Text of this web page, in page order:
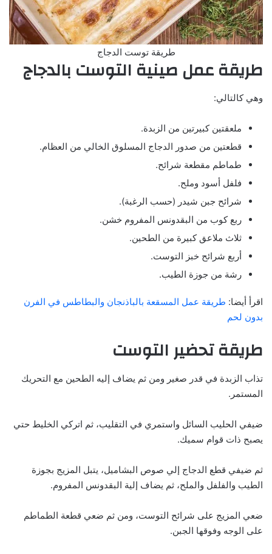
طريقة توست الدجاج
طريقة عمل صينية التوست بالدجاج
وهي كالتالي:
ملعقتين كبيرتين من الزبدة.
قطعتين من صدور الدجاج المسلوق الخالي من العظام.
طماطم مقطعة شرائح.
فلفل أسود وملح.
شرائح جبن شيدر (حسب الرغبة).
ربع كوب من البقدونس المفروم خشن.
ثلاث ملاعق كبيرة من الطحين.
أربع شرائح خبز التوست.
رشة من جوزة الطيب.
اقرأ أيضا: طريقة عمل المسقعة بالباذنجان والبطاطس في الفرن
بدون لحم
طريقة تحضير التوست
تذاب الزبدة في قدر صغير ومن ثم يضاف إليه الطحين مع التحريك
المستمر.
ضيفي الحليب السائل واستمري في التقليب، ثم اتركي الخليط حتي
يصبح ذات قوام سميك.
ثم ضيفي قطع الدجاج إلي صوص البشاميل، يتبل المزيج بجوزة
الطيب والفلفل والملح، ثم يضاف إلية البقدونس المفروم.
ضعي المزيج على شرائح التوست، ومن ثم ضعي قطعة الطماطم
على الوجه وفوقها الجبن.